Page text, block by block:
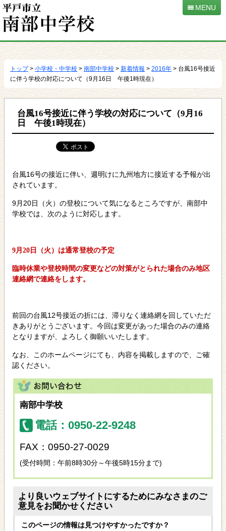
動
MENU
トップ> 小学校・中学校 > 南部中学校 > 新着情報 > 2016年 > 台風16号接近
に伴う学校の対応について（9月16日 午後1時現在）
台風16号接近に伴う学校の対応について（9月16
日 午後1時現在）
台風16号の接近に伴い、週明けに九州地方に接近する予報が出
されています。
9月20日（火）の登校について気になるところですが、南部中
学校では、次のように対応します。
9月20日（火）は通常登校の予定
臨時休業や登校時間の変更などの対策がとられた場合のみ地区
連絡網で連絡をします。
前回の台風12号接近の折には、滞りなく連絡網を回していただ
きありがとうございます。今回は変更があった場合のみの連絡
となりますが、よろしく御願いいたします。
なお、このホームページにても、内容を掲載しますので、ご確
認ください。
南部中学校
電話：0950-22-9248
FAX：0950-27-0029
(受付時間：午前8時30分～午後5時15分まで)
より良いウェブサイトにするためにみなさまのご
意見をお聞かせください
このページの情報は見つけやすかったですか？